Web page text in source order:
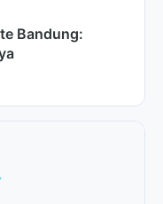
Bandung: